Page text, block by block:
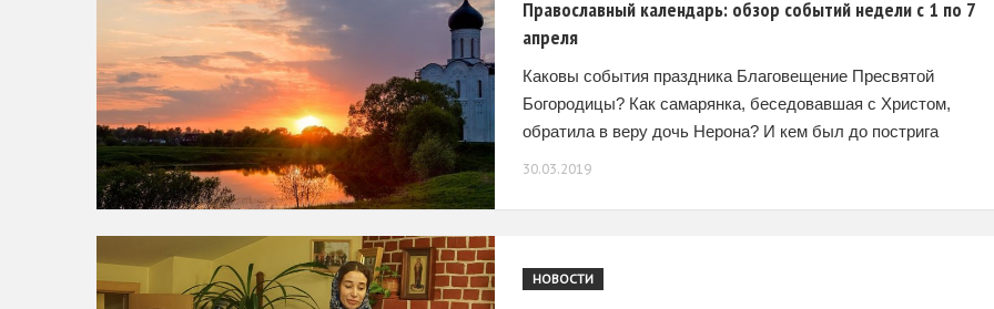
Православный календарь: обзор событий недели с 1 по 7
апреля
Каковы события праздника Благовещение Пресвятой
Богородицы? Как самарянка, беседовавшая с Христом,
обратила в веру дочь Нерона? И кем был до пострига
30.03.2019
НОВОСТИ